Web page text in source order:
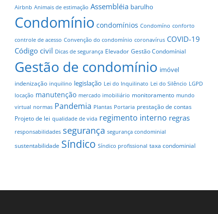
Airbnb Animais de estimação Assembléia barulho
Condomínio condomínios Condomíno conforto
controle de acesso Convenção do condomínio coronavírus COVID-19
Código civil Dicas de segurança Elevador Gestão Condomínial
Gestão de condomínio imóvel
indenização inquilino legislação Lei do Inquilinato Lei do Silêncio LGPD
locação manutenção mercado imobiliário monitoramento mundo
virtual normas Pandemia Plantas Portaria prestação de contas
Projeto de lei qualidade de vida regimento interno regras
responsabilidades segurança segurança condominial
sustentabilidade Síndico Síndico profissional taxa condominial